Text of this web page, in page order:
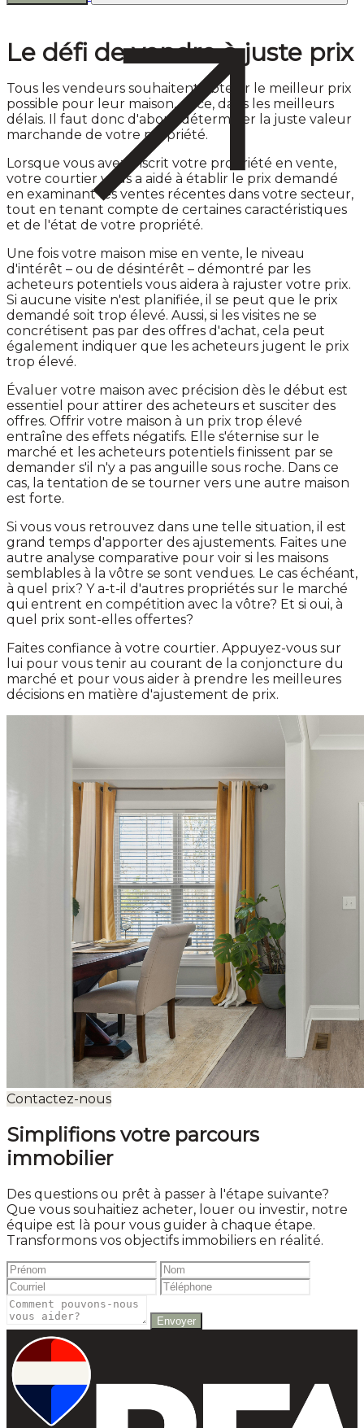
Le défi de vendre à juste prix
Tous les vendeurs souhaitent obtenir le meilleur prix
possible pour leur maison, et ce, dans les meilleurs
délais. Il faut donc d'abord déterminer la juste valeur
marchande de votre propriété.
Lorsque vous avez inscrit votre propriété en vente,
votre courtier vous a aidé à établir le prix demandé
en examinant les ventes récentes dans votre secteur,
tout en tenant compte de certaines caractéristiques
et de l'état de votre propriété.
Une fois votre maison mise en vente, le niveau
d'intérêt – ou de désintérêt – démontré par les
acheteurs potentiels vous aidera à rajuster votre prix.
Si aucune visite n'est planifiée, il se peut que le prix
demandé soit trop élevé. Aussi, si les visites ne se
concrétisent pas par des offres d'achat, cela peut
également indiquer que les acheteurs jugent le prix
trop élevé.
Évaluer votre maison avec précision dès le début est
essentiel pour attirer des acheteurs et susciter des
offres. Offrir votre maison à un prix trop élevé
entraîne des effets négatifs. Elle s'éternise sur le
marché et les acheteurs potentiels finissent par se
demander s'il n'y a pas anguille sous roche. Dans ce
cas, la tentation de se tourner vers une autre maison
est forte.
Si vous vous retrouvez dans une telle situation, il est
grand temps d'apporter des ajustements. Faites une
autre analyse comparative pour voir si les maisons
semblables à la vôtre se sont vendues. Le cas échéant,
à quel prix? Y a-t-il d'autres propriétés sur le marché
qui entrent en compétition avec la vôtre? Et si oui, à
quel prix sont-elles offertes?
Faites confiance à votre courtier. Appuyez-vous sur
lui pour vous tenir au courant de la conjoncture du
marché et pour vous aider à prendre les meilleures
décisions en matière d'ajustement de prix.
Contactez-nous
Simplifions votre parcours
immobilier
Des questions ou prêt à passer à l'étape suivante?
Que vous souhaitiez acheter, louer ou investir, notre
équipe est là pour vous guider à chaque étape.
Transformons vos objectifs immobiliers en réalité.
Envoyer